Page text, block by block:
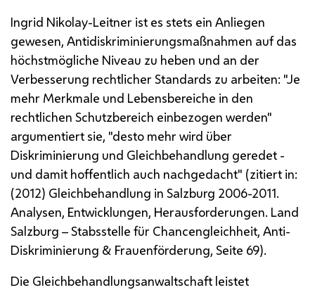
Ingrid Nikolay-Leitner ist es stets ein Anliegen
gewesen, Antidiskriminierungsmaßnahmen auf das
höchstmögliche Niveau zu heben und an der
Verbesserung rechtlicher Standards zu arbeiten: "Je
mehr Merkmale und Lebensbereiche in den
rechtlichen Schutzbereich einbezogen werden"
argumentiert sie, "desto mehr wird über
Diskriminierung und Gleichbehandlung geredet -
und damit hoffentlich auch nachgedacht" (zitiert in:
(2012) Gleichbehandlung in Salzburg 2006-2011.
Analysen, Entwicklungen, Herausforderungen. Land
Salzburg – Stabsstelle für Chancengleichheit, Anti-
Diskriminierung & Frauenförderung, Seite 69).
Die Gleichbehandlungsanwaltschaft leistet